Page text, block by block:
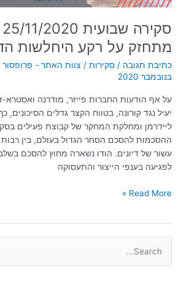
מתחזק על רקע היחלשות
כתיבת תגובה / סקירות / צוות האתר - פרופסור
בנובמבר 2020
על אף הודעות החברות פייזר, מודרנה ואסטרא-
יעיל נגד קורונה, בטווח הקצר גדלים הסיכונים,
ליידרמן ומחלקת המחקר של קבוצת פעילים
ההסכמות להסכם הסחר הגדול בעולם, בין
עשור של דיונים. הודו נשארה מחוץ להסכם
לפגיעה בענפי הייצור והתעסוקה
Read More »